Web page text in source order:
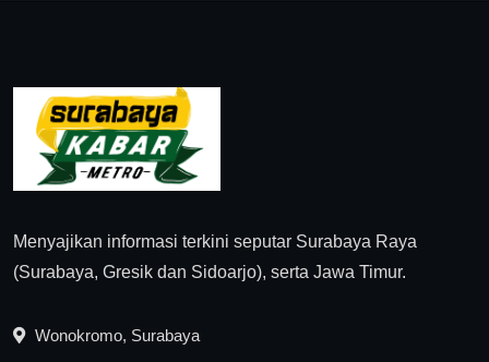
Menyajikan informasi terkini seputar Surabaya Raya
(Surabaya, Gresik dan Sidoarjo), serta Jawa Timur.
Wonokromo, Surabaya